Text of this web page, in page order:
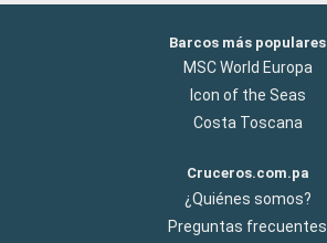
Barcos más populares
MSC World Europa
Icon of the Seas
Costa Toscana
Cruceros.com.pa
¿Quiénes somos?
Preguntas frecuentes